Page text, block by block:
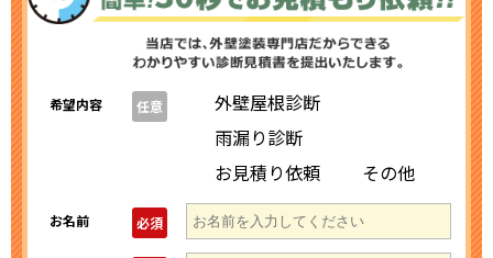
希望内容 任意
外壁屋根診断
雨漏り診断
お見積り依頼
その他
お名前 必須